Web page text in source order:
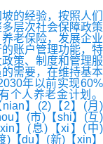
的经验，按照人们
层次社会保障政策
老保险，发展企业
账户管理功能，特
策、制度和管理服
需要，在维持基本
年以前实现60%
个人养老金计划。
】(2)【2】(月)
】(市)【shi】(互)
】(息)【xi】(中)
)【du】(新)【xin】